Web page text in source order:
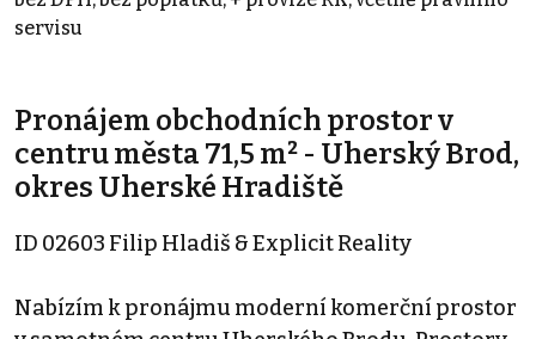
servisu
Pronájem obchodních prostor v
centru města 71,5 m² - Uherský Brod,
okres Uherské Hradiště
ID 02603 Filip Hladiš & Explicit Reality
Nabízím k pronájmu moderní komerční prostor